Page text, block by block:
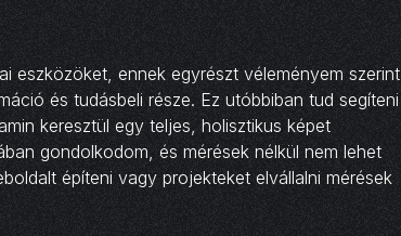
eszközöket, ennek egyrészt véleményem szerint
és tudásbeli része. Ez utóbbiban tud segíteni
keresztül egy teljes, holisztikus képet
gondolkodom, és mérések nélkül nem lehet
építeni vagy projekteket elvállalni mérések